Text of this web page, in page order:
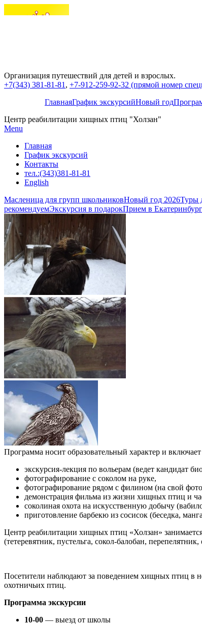
Организация путешествий для детей и взрослых.
+7(343) 381-81-81 , +7-912-259-92-32 (прямой номер
ГлавнаяГрафик экскурсийНовый год
Центр реабилитации хищных птиц "Холзан"
Menu
Главная
График экскурсий
Контакты
тел.:(343)381-81-81
English
Масленица для групп школьниковНовый год 2026Туры
рекомендуемЭкскурсия в подарокПрием в
Программа носит образовательный характер и
экскурсия-лекция по вольерам (ведет кандидат
фотографирование с соколом на руке,
фотографирование рядом с филином (на свой
демонстрация фильма из жизни хищных птиц и
соколиная охота на искусственную добычу
приготовление барбекю из сосисок (беседка,
Центр реабилитации хищных птиц «Холзан»
(тетеревятник, пустельга, сокол-балобан,
Посетители наблюдают за поведением хищных птиц в
охотничьих птиц.
Программа экскурсии
10-00 — выезд от школы